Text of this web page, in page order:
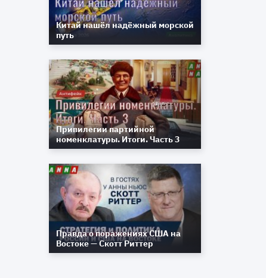
Китай нашёл надёжный морской
путь
Привилегии партийной
номенклатуры. Итоги. Часть 3
Правда о поражениях США на
Востоке — Скотт Риттер